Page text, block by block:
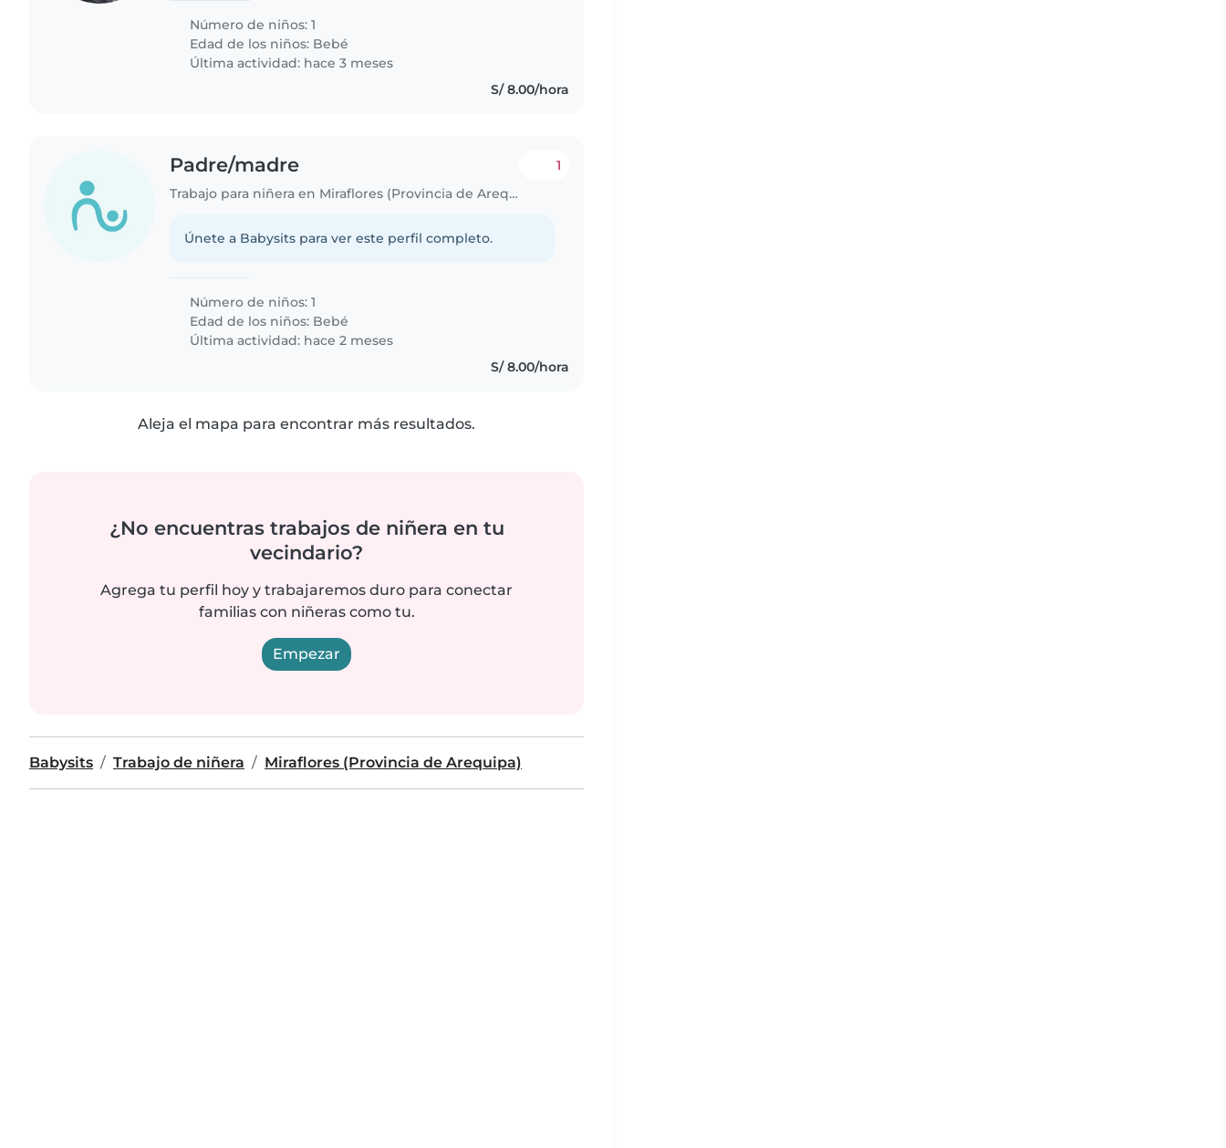
Número de niños: 1
Edad de los niños: Bebé
Última actividad: hace 3 meses
S/ 8.00/hora
Padre/madre
Trabajo para niñera en Miraflores (Provincia de Arequipa)
1
Únete a Babysits para ver este perfil completo.
Número de niños: 1
Edad de los niños: Bebé
Última actividad: hace 2 meses
S/ 8.00/hora
Aleja el mapa para encontrar más resultados.
¿No encuentras trabajos de niñera en tu
vecindario?
Agrega tu perfil hoy y trabajaremos duro para conectar
familias con niñeras como tu.
Empezar
Babysits Trabajo de niñera Miraflores (Provincia de Arequipa)